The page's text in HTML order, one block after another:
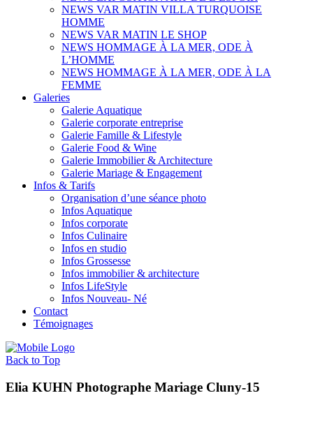
NEWS VAR MATIN VILLA TURQUOISE
HOMME
NEWS VAR MATIN LE SHOP
NEWS HOMMAGE À LA MER, ODE À
L’HOMME
NEWS HOMMAGE À LA MER, ODE À LA
FEMME
Galeries
Galerie Aquatique
Galerie corporate entreprise
Galerie Famille & Lifestyle
Galerie Food & Wine
Galerie Immobilier & Architecture
Galerie Mariage & Engagement
Infos & Tarifs
Organisation d’une séance photo
Infos Aquatique
Infos corporate
Infos Culinaire
Infos en studio
Infos Grossesse
Infos immobilier & architecture
Infos LifeStyle
Infos Nouveau- Né
Contact
Témoignages
Back to Top
Elia KUHN Photographe Mariage Cluny-15